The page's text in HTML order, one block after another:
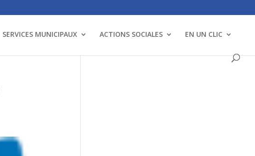
SERVICES MUNICIPAUX ACTIONS SOCIALES EN UN CLIC